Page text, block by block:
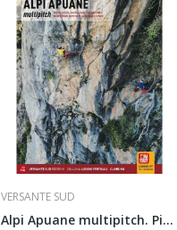
VERSANTE SUD
Alpi Apuane multipitch. Pizzo d'Uccello,...